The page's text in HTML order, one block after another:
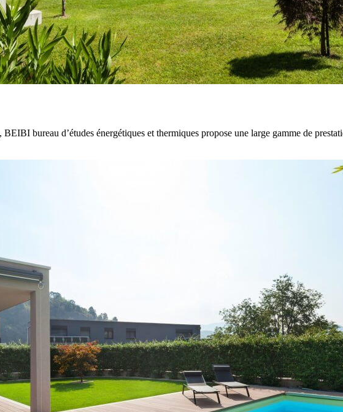
bureau d’études énergétiques et thermiques propose une large gamme de